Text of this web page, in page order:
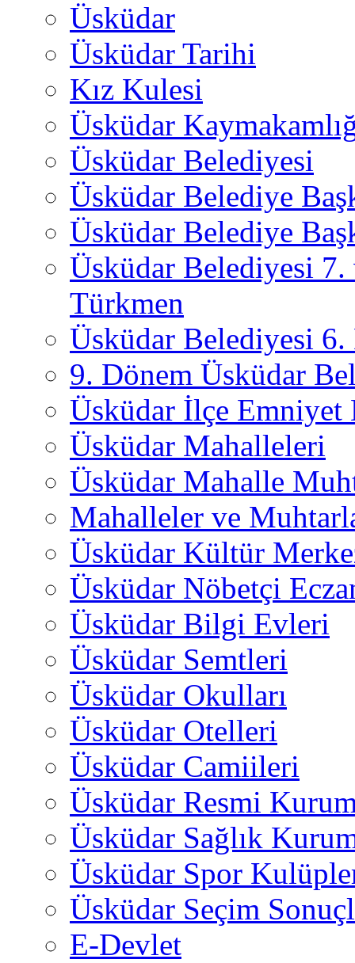
Üsküdar
Üsküdar Tarihi
Kız Kulesi
Üsküdar
Üsküdar Belediyesi
Üsküdar Belediye
Üsküdar Belediye
Üsküdar Belediyesi
Türkmen
Üsküdar Belediyesi 6.
9. Dönem Üsküdar
Üsküdar İlçe
Üsküdar Mahalleleri
Üsküdar Mahalle
Mahalleler ve
Üsküdar Kültür
Üsküdar Nöbetçi
Üsküdar Bilgi Evleri
Üsküdar Semtleri
Üsküdar Okulları
Üsküdar Otelleri
Üsküdar Camiileri
Üsküdar Resmi
Üsküdar Sağlık
Üsküdar Spor
Üsküdar Seçim
E-Devlet